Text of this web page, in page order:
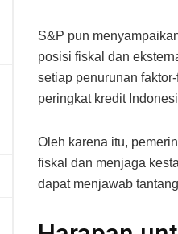
S&P pun
posisi fiskal dan
setiap penurunan
peringkat kredit
Oleh karena itu,
fiskal dan menjaga
dapat menjawab